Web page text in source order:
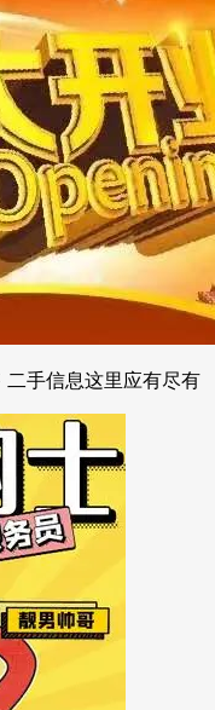
二手信息这里应有尽有